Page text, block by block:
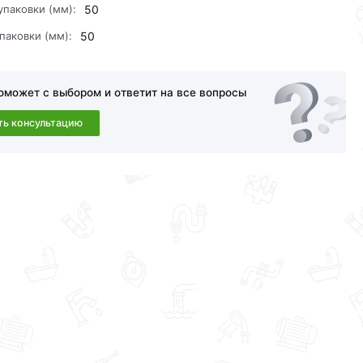
оформлением онлайн заказа
в течение 30 дней (наличие чека обязательно).
(мм): 50
(мм): 50
с выбором и ответит на все вопросы
консультацию